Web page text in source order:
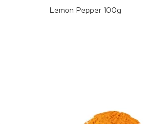
Lemon Pepper 100g